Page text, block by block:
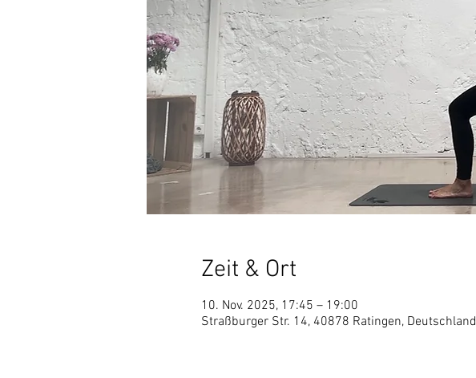
Zeit & Ort
10. Nov. 2025, 17:45 – 19:00
Straßburger Str. 14, 40878 Ratingen, Deutschland